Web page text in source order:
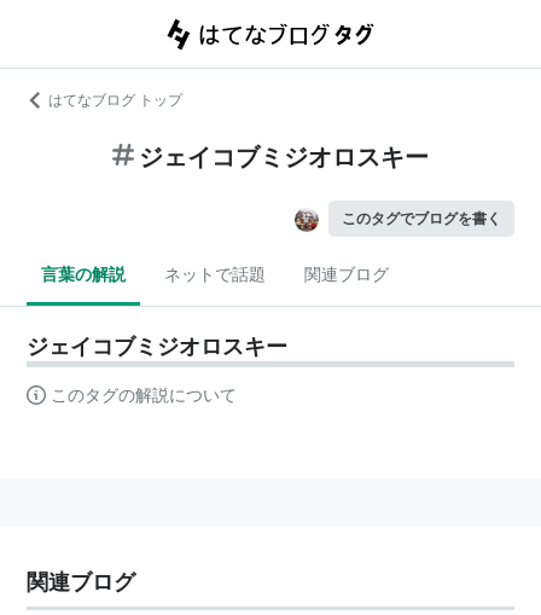
はてなブログ トップ
ジェイコブミジオロスキー
このタグでブログを書く
言葉の解説 ネットで話題 関連ブログ
ジェイコブミジオロスキー
このタグの解説について
関連ブログ